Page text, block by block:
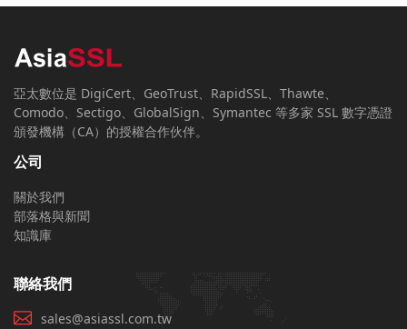
亞太數位是 DigiCert、GeoTrust、RapidSSL、Thawte、
Comodo、Sectigo、GlobalSign、Symantec 等多家 SSL 數字憑證
頒發機構（CA）的授權合作伙伴。
公司
關於我們
部落格與新聞
知識庫
聯絡我們
sales@asiassl.com.tw